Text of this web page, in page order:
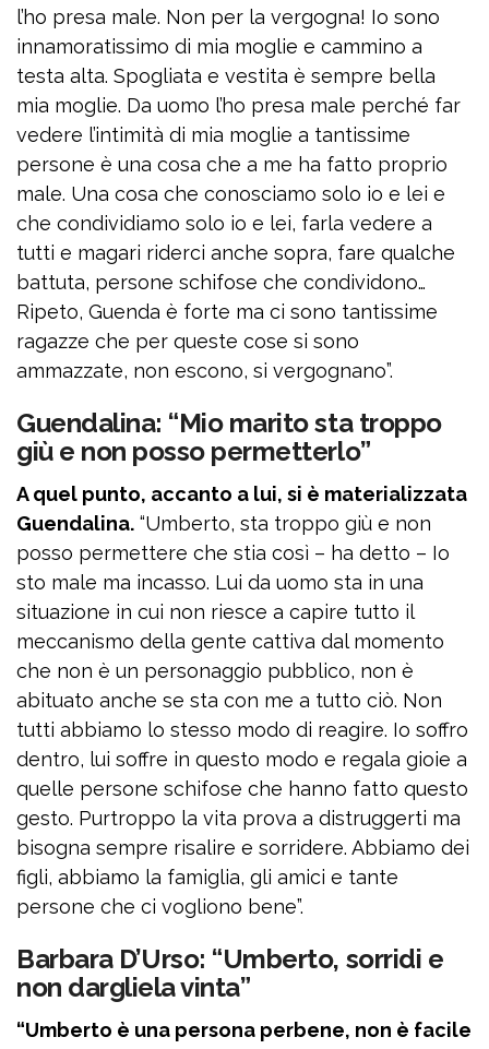
l’ho presa male. Non per la vergogna! Io sono
innamoratissimo di mia moglie e cammino a
testa alta. Spogliata e vestita è sempre bella
mia moglie. Da uomo l’ho presa male perché far
vedere l’intimità di mia moglie a tantissime
persone è una cosa che a me ha fatto proprio
male. Una cosa che conosciamo solo io e lei e
che condividiamo solo io e lei, farla vedere a
tutti e magari riderci anche sopra, fare qualche
battuta, persone schifose che condividono…
Ripeto, Guenda è forte ma ci sono tantissime
ragazze che per queste cose si sono
ammazzate, non escono, si vergognano”.
Guendalina: “Mio marito sta troppo
giù e non posso permetterlo”
A quel punto, accanto a lui, si è materializzata
Guendalina. “Umberto, sta troppo giù e non
posso permettere che stia così – ha detto – Io
sto male ma incasso. Lui da uomo sta in una
situazione in cui non riesce a capire tutto il
meccanismo della gente cattiva dal momento
che non è un personaggio pubblico, non è
abituato anche se sta con me a tutto ciò. Non
tutti abbiamo lo stesso modo di reagire. Io soffro
dentro, lui soffre in questo modo e regala gioie a
quelle persone schifose che hanno fatto questo
gesto. Purtroppo la vita prova a distruggerti ma
bisogna sempre risalire e sorridere. Abbiamo dei
figli, abbiamo la famiglia, gli amici e tante
persone che ci vogliono bene”.
Barbara D’Urso: “Umberto, sorridi e
non dargliela vinta”
“Umberto è una persona perbene, non è facile